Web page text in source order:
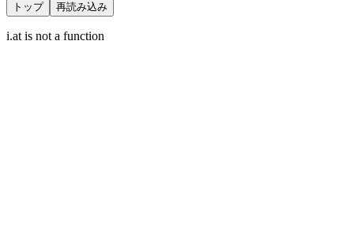
トップ 再読み込み
i.at is not a function